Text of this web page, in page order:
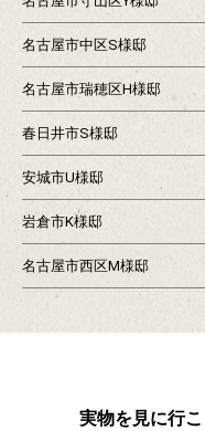
名古屋市中区S様邸
名古屋市瑞穂区H様邸
春日井市S様邸
安城市U様邸
岩倉市K様邸
名古屋市西区M様邸
実物を見に行